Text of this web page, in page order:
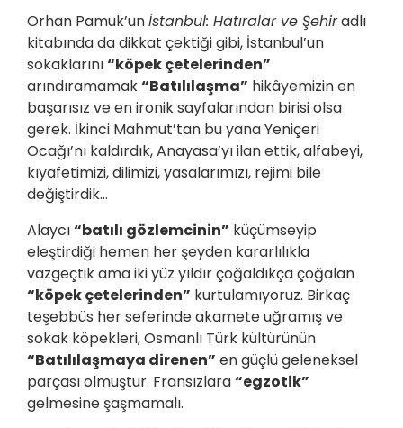
Orhan Pamuk’unİstanbul: Hatıralar ve Şehiradlı
kitabında da dikkat çektiği gibi, İstanbul’un
sokaklarını“köpek çetelerinden”
arındıramamak“Batılılaşma” hikâyemizin en
başarısız ve en ironik sayfalarından birisi olsa
gerek. İkinci Mahmut’tan bu yana Yeniçeri
Ocağı’nı kaldırdık, Anayasa’yı ilan ettik, alfabeyi,
kıyafetimizi, dilimizi, yasalarımızı, rejimi bile
değiştirdik…
Alaycı“batılı gözlemcinin” küçümseyip
eleştirdiği hemen her şeyden kararlılıkla
vazgeçtik ama iki yüz yıldır çoğaldıkça çoğalan
“köpek çetelerinden” kurtulamıyoruz. Birkaç
teşebbüs her seferinde akamete uğramış ve
sokak köpekleri, Osmanlı Türk kültürünün
“Batılılaşmaya direnen” en güçlü geleneksel
parçası olmuştur. Fransızlara“egzotik”
gelmesine şaşmamalı.